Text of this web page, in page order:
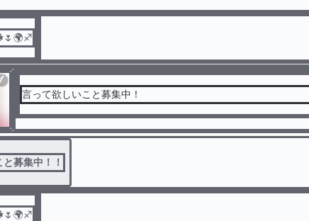
言って欲しいこと募集中！
募集中！！